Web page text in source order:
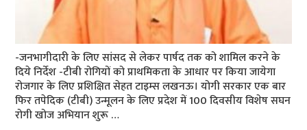
-जनभागीदारी के लिए सांसद से लेकर पार्षद तक को शामिल करने के
दिये निर्देश -टीबी रोगियों को प्राथमिकता के आधार पर किया जायेगा
रोजगार के लिए प्रशिक्षित सेहत टाइम्स लखनऊ। योगी सरकार एक बार
फिर तपेदिक (टीबी) उन्मूलन के लिए प्रदेश में 100 दिवसीय विशेष सघन
रोगी खोज अभियान शुरू …